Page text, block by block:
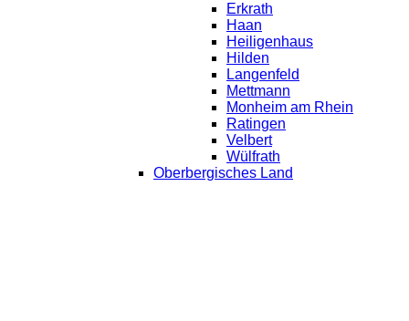
Erkrath
Haan
Heiligenhaus
Hilden
Langenfeld
Mettmann
Monheim am Rhein
Ratingen
Velbert
Wülfrath
Oberbergisches Land